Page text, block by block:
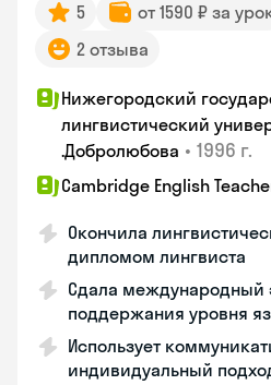
5 от 1590 ₽ за
2 отзыва
Нижегородский
лингвистический
.Добролюбова • 1996 г.
Cambridge English
Окончила
дипломом лингвиста
Сдала международный
поддержания уровня
Использует
индивидуальный